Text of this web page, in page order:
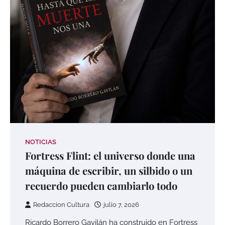
NOTICIAS
Fortress Flint: el universo donde una
máquina de escribir, un silbido o un
recuerdo pueden cambiarlo todo
Redaccion Cultura julio 7, 2026
Ricardo Borrero Gavilán ha construido en Fortress